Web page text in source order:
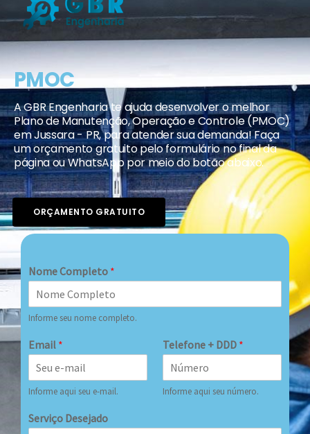
PMOC
A GBR Engenharia te ajuda desenvolver o melhor
Plano de Manutenção, Operação e Controle (PMOC)
em Jussara - PR, para atender sua demanda! Faça
um orçamento gratuito pelo formulário no final da
página ou WhatsApp por meio do botão abaixo.
ORÇAMENTO GRATUITO
Nome Completo *
Informe seu nome completo.
Email *
Informe aqui seu e-mail.
Telefone + DDD *
Informe aqui seu número.
Serviço Desejado